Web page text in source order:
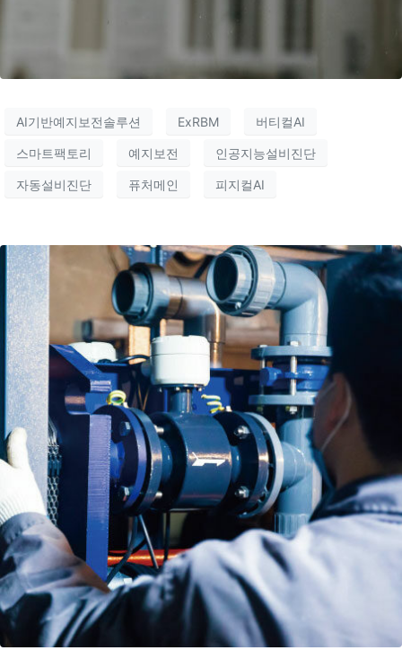
AI기반예지보전솔루션 ExRBM 버티컬AI
스마트팩토리 예지보전 인공지능설비진단
자동설비진단 퓨처메인 피지컬AI